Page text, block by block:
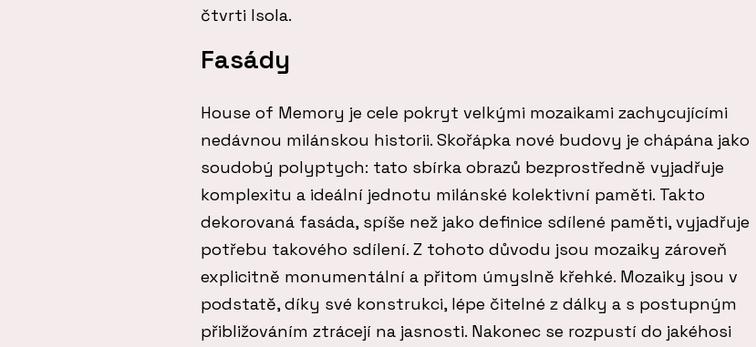
čtvrti Isola.
Fasády
House of Memory je cele pokryt velkými mozaikami zachycujícími
nedávnou milánskou historii. Skořápka nové budovy je chápána jako
soudobý polyptych: tato sbírka obrazů bezprostředně vyjadřuje
komplexitu a ideální jednotu milánské kolektivní paměti. Takto
dekorovaná fasáda, spíše než jako definice sdílené paměti, vyjadřuje
potřebu takového sdílení. Z tohoto důvodu jsou mozaiky zároveň
explicitně monumentální a přitom úmyslně křehké. Mozaiky jsou v
podstatě, díky své konstrukci, lépe čitelné z dálky a s postupným
přibližováním ztrácejí na jasnosti. Nakonec se rozpustí do jakéhosi